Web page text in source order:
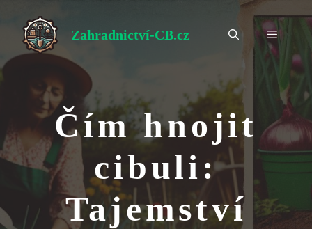
obsah
Zahradnictví-CB.cz Menu
Čím hnojit
cibuli:
Tajemství